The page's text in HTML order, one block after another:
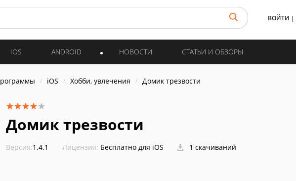
ВОЙТИ |
IOS ANDROID НОВОСТИ СТАТЬИ И ОБЗОРЫ
iOS Хобби, увлечения Домик трезвости
Домик трезвости
Версия:1.4.1 Лицензия: Бесплатно для iOS 1 скачиваний